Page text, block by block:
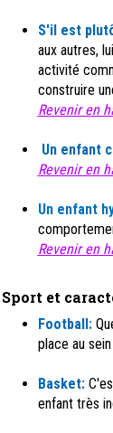
S'il est
aux autres,
activité
construire
Revenir en
Un enfant
Revenir en
Un enfant
Revenir en
Sport et
Football:
place au
Basket:
enfant très